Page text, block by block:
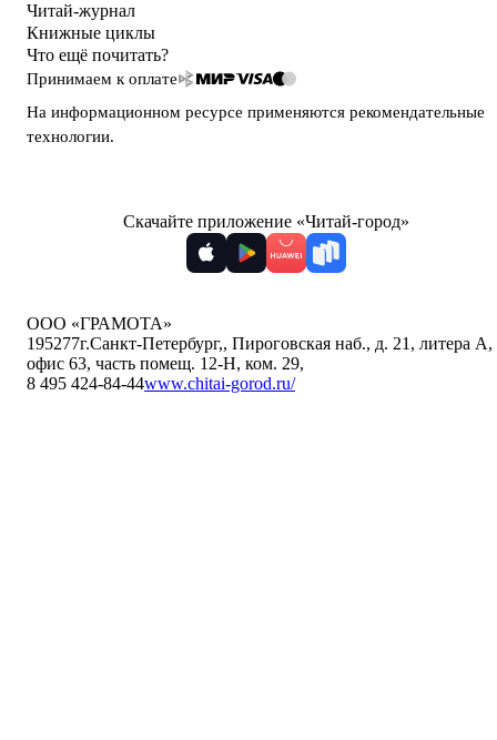
Читай-журнал
Книжные циклы
Что ещё почитать?
Принимаем к оплате
На информационном ресурсе применяются рекомендательные
технологии.
Скачайте приложение «Читай-город»
ООО «ГРАМОТА»
195277г.Санкт-Петербург,, Пироговская наб., д. 21, литера А,
офис 63, часть помещ. 12-Н, ком. 29,
8 495 424-84-44www.chitai-gorod.ru/